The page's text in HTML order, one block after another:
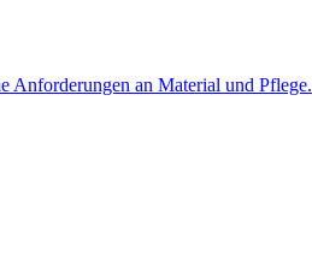
Anforderungen an Material und Pflege.